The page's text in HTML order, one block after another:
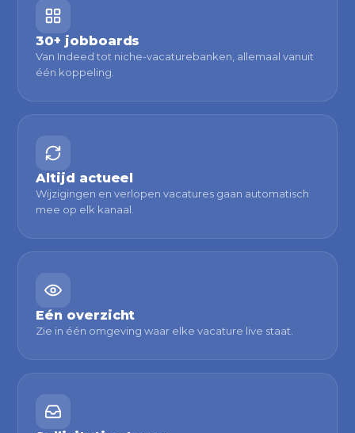
30+ jobboards
Van Indeed tot niche-vacaturebanken, allemaal vanuit
één koppeling.
Altijd actueel
Wijzigingen en verlopen vacatures gaan automatisch
mee op elk kanaal.
Eén overzicht
Zie in één omgeving waar elke vacature live staat.